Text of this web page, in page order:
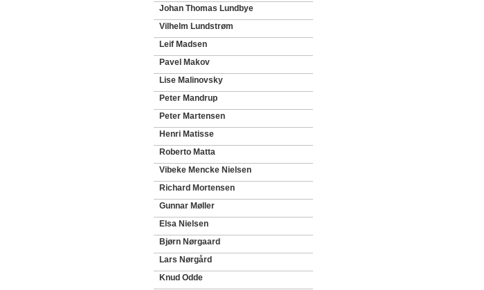
Johan Thomas Lundbye
Vilhelm Lundstrøm
Leif Madsen
Pavel Makov
Lise Malinovsky
Peter Mandrup
Peter Martensen
Henri Matisse
Roberto Matta
Vibeke Mencke Nielsen
Richard Mortensen
Gunnar Møller
Elsa Nielsen
Bjørn Nørgaard
Lars Nørgård
Knud Odde